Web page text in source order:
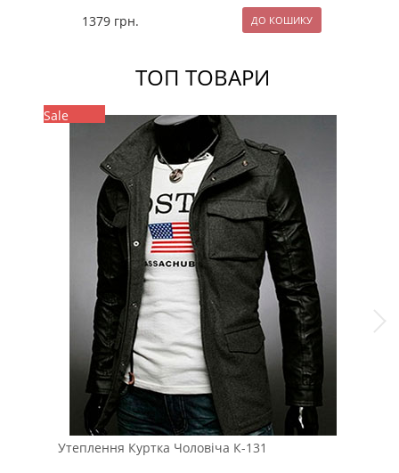
1379 грн.
ТОП ТОВАРИ
Sale
Утеплення Куртка Чоловіча К-131